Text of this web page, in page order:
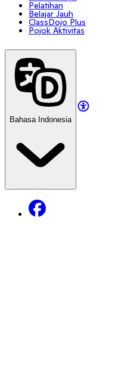
Pelatihan
Belajar Jauh
ClassDojo Plus
Pojok Aktivitas
Bahasa Indonesia
Facebook